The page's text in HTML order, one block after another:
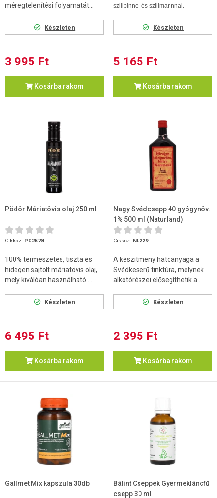
méregtelenítési folyamatát...
Készleten
3 995 Ft
Kosárba rakom
szilibinnel és szilimarinnal.
Készleten
5 165 Ft
Kosárba rakom
Pödör Máriatövis olaj 250 ml
Cikksz. PD2578
100% természetes, tiszta és
hidegen sajtolt máriatövis olaj,
mely kiválóan használható ...
Készleten
6 495 Ft
Kosárba rakom
Nagy Svédcsepp 40 gyógynöv.
1% 500 ml (Naturland)
Cikksz. NL229
A készítmény hatóanyaga a
Svédkeserű tinktúra, melynek
alkotórészei elősegíthetik a...
Készleten
2 395 Ft
Kosárba rakom
Gallmet Mix kapszula 30db
Bálint Cseppek Gyermekláncfű
csepp 30 ml